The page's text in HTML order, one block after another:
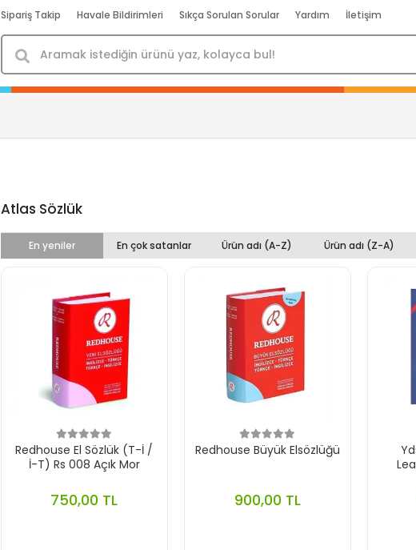
Sipariş Takip Havale Bildirimleri Sıkça Sorulan Sorular Yardım İletişim
Atlas Sözlük
En yeniler En çok satanlar Ürün adı (A-Z) Ürün adı (Z-A)
Redhouse El Sözlük (T-İ /
İ-T) Rs 008 Açık Mor
750,00 TL
Redhouse Büyük Elsözlüğü
900,00 TL